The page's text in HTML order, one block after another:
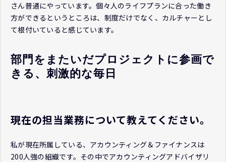
さん普通にやっています。個々人のライフプランに合った働き
方ができるというところは、制度だけでなく、カルチャーとし
て根付いていると感じています。
部門をまたいだプロジェクトに参画で
きる、刺激的な毎日
現在の担当業務について教えてください。
私が現在所属している、アカウンティング＆ファイナンスは
200人強の組織です。その中でアカウンティングアドバイザリ